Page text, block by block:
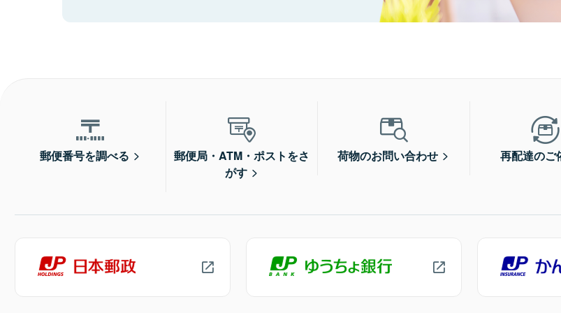
郵便番号を調べる
郵便局・ATM・ポストをさ
がす
荷物のお問い合わせ 再配達のご